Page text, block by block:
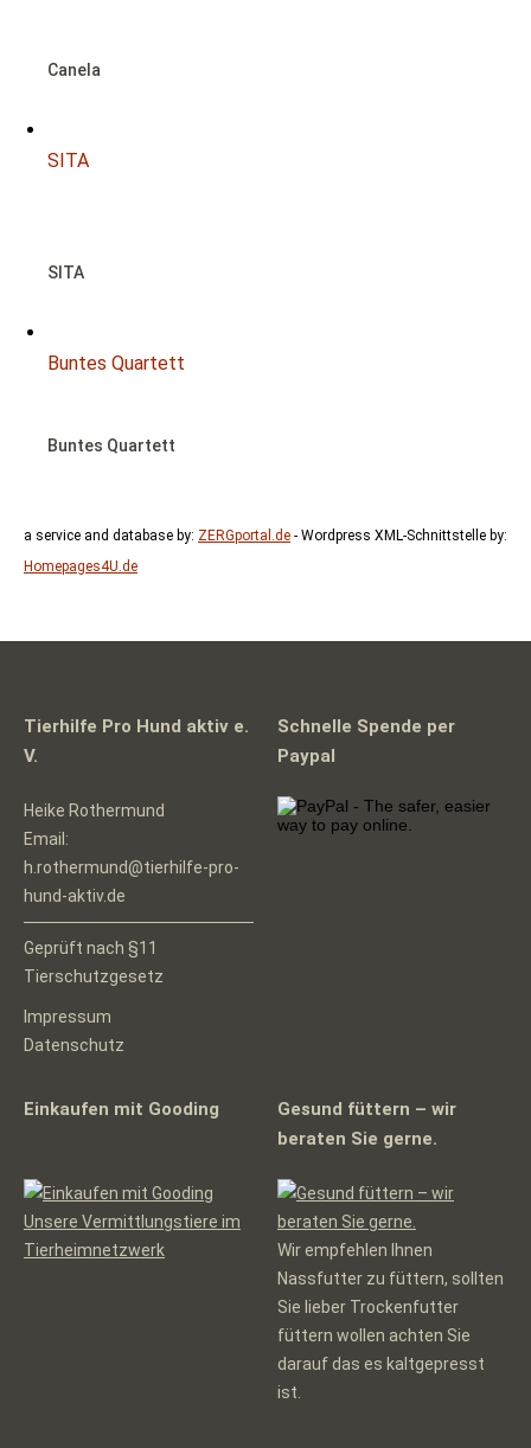
Canela
SITA
SITA
Buntes Quartett
Buntes Quartett
a service and database by: ZERGportal.de - Wordpress XML-Schnittstelle by:
Homepages4U.de
Tierhilfe Pro Hund aktiv e.
V.
Heike Rothermund
Email:
h.rothermund@tierhilfe-pro-
hund-aktiv.de
Geprüft nach §11
Tierschutzgesetz
Impressum
Datenschutz
Schnelle Spende per
Paypal
Einkaufen mit Gooding
Unsere Vermittlungstiere im
Tierheimnetzwerk
Gesund füttern – wir
beraten Sie gerne.
Wir empfehlen Ihnen
Nassfutter zu füttern, sollten
Sie lieber Trockenfutter
füttern wollen achten Sie
darauf das es kaltgepresst
ist.